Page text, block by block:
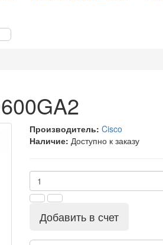
Производитель: Cisco
Наличие: Доступно к заказу
Добавить в счет